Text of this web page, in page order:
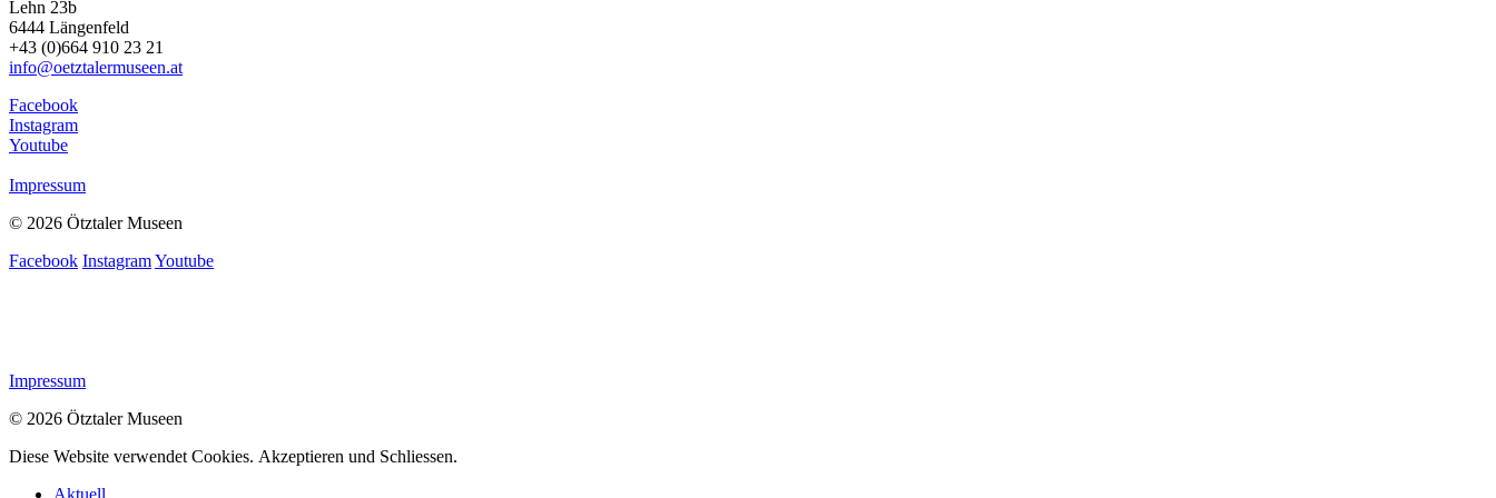
Lehn 23b
6444 Längenfeld
+43 (0)664 910 23 21
info@oetztalermuseen.at
Facebook
Instagram
Youtube
Impressum
© 2026 Ötztaler Museen
Facebook InstagramYoutube
Impressum
© 2026 Ötztaler Museen
Diese Website verwendet Cookies. Akzeptieren und Schliessen.